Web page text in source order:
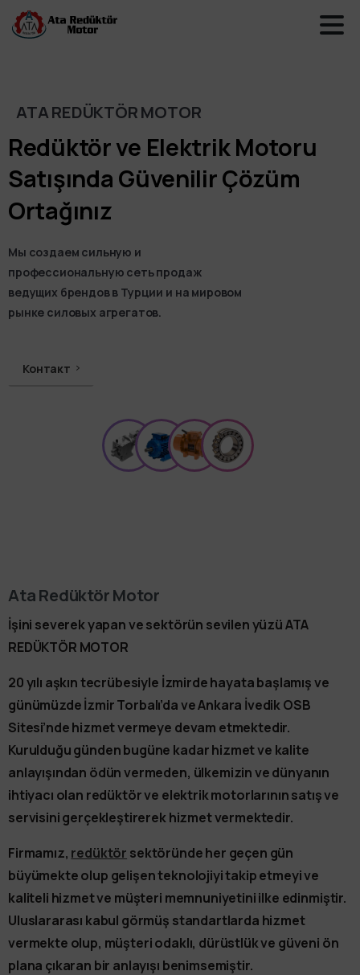
ATA REDÜKTÖR MOTOR
Redüktörve ElektrikMotoru
Satışında GüvenilirÇözüm
Ortağınız
Мы создаем сильную и
профессиональную сеть продаж
ведущих брендов в Турции и на мировом
рынке силовых агрегатов.
Контакт
Ata Redüktör Motor
İşini severek yapan ve sektörün sevilen yüzü ATA
REDÜKTÖR MOTOR
20 yılı aşkın tecrübesiyle İzmirde hayata başlamış ve
günümüzde İzmir Torbalı’da ve Ankara İvedik OSB
Sitesi’nde hizmet vermeye devam etmektedir.
Kurulduğu günden bugüne kadar hizmet ve kalite
anlayışından ödün vermeden, ülkemizin ve dünyanın
ihtiyacı olan redüktör ve elektrik motorlarının satış ve
servisini gerçekleştirerek hizmet vermektedir.
Firmamız, redüktör sektöründe her geçen gün
büyümekte olup gelişen teknolojiyi takip etmeyi ve
kaliteli hizmet ve müşteri memnuniyetini ilke edinmiştir.
Uluslararası kabul görmüş standartlarda hizmet
vermekte olup, müşteri odaklı, dürüstlük ve güveni ön
plana çıkaran bir anlayışı benimsemiştir.